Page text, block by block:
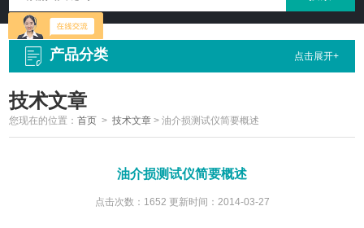
产品分类 点击展开+
技术文章
您现在的位置：首页 >技术文章 >油介损测试仪简要概述
油介损测试仪简要概述
点击次数：1652 更新时间：2014-03-27